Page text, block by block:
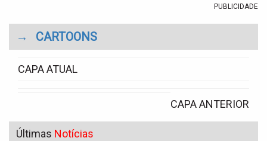
PUBLICIDADE
→ CARTOONS
CAPA ATUAL
CAPA ANTERIOR
Últimas Notícias